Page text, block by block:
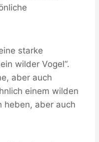
starke
wilder Vogel“.
aber auch
einem wilden
heben, aber auch